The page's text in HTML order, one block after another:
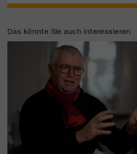
Das könnte Sie auch interessieren